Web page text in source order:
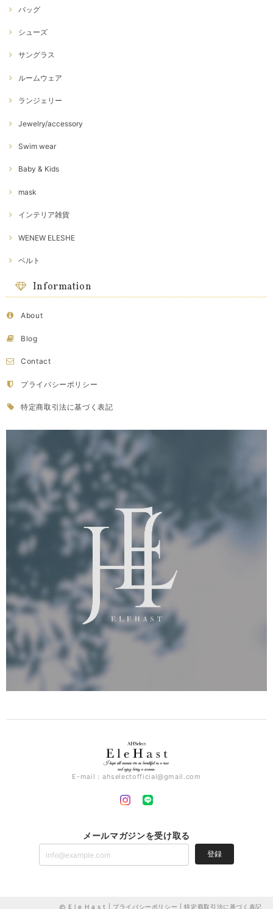
バッグ
シューズ
サングラス
ルームウェア
ランジェリー
Jewelry/accessory
Swim wear
Baby & Kids
mask
インテリア雑貨
WENEW ELESHE
ベルト
Information
About
Blog
Contact
プライバシーポリシー
特定商取引法に基づく表記
E-mail： ahselectofficial@gmail.com
メールマガジンを受け取る
登録
E l e H a s t | プライバシーポリシー |特定商取引法に基づく表記